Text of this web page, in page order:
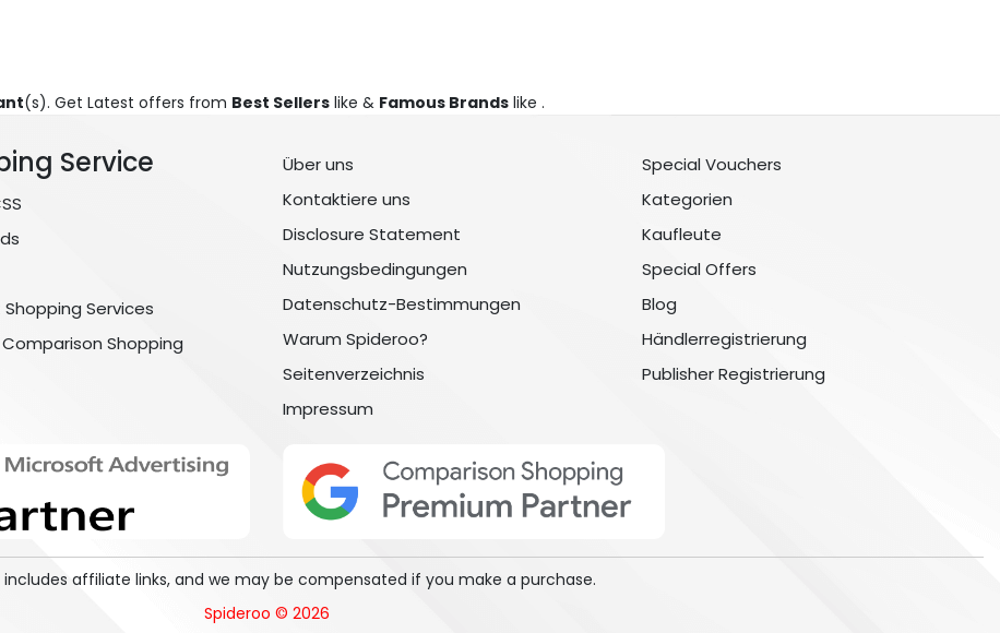
(s). Get Latest offers from Best Sellers like & Famous Brands like .
Service
Services
Shopping
Über uns
Kontaktiere uns
Disclosure Statement
Nutzungsbedingungen
Datenschutz-Bestimmungen
Warum Spideroo?
Seitenverzeichnis
Impressum
Special Vouchers
Kategorien
Kaufleute
Special Offers
Blog
Händlerregistrierung
Publisher Registrierung
includes affiliate links, and we may be compensated if you make a purchase.
Spideroo © 2026